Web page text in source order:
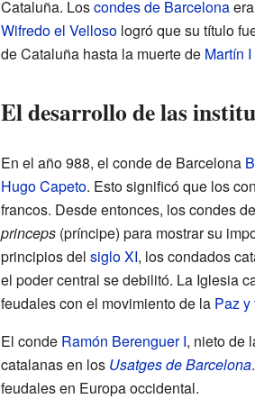
Cataluña. Loscondes de Barcelona
Wifredo el Vellosologró que su título
de Cataluña hasta la muerte de Martín I
El desarrollo de las
En el año 988, el conde de Barcelona
Hugo Capeto. Esto significó que los
francos. Desde entonces, los condes
princeps(príncipe) para mostrar su
principios del siglo XI, los condados
el poder central se debilitó. La Iglesia
feudales con el movimiento de la Paz
El conde Ramón Berenguer I, nieto de
catalanas en los Usatges de Barcelona
feudales en Europa occidental.